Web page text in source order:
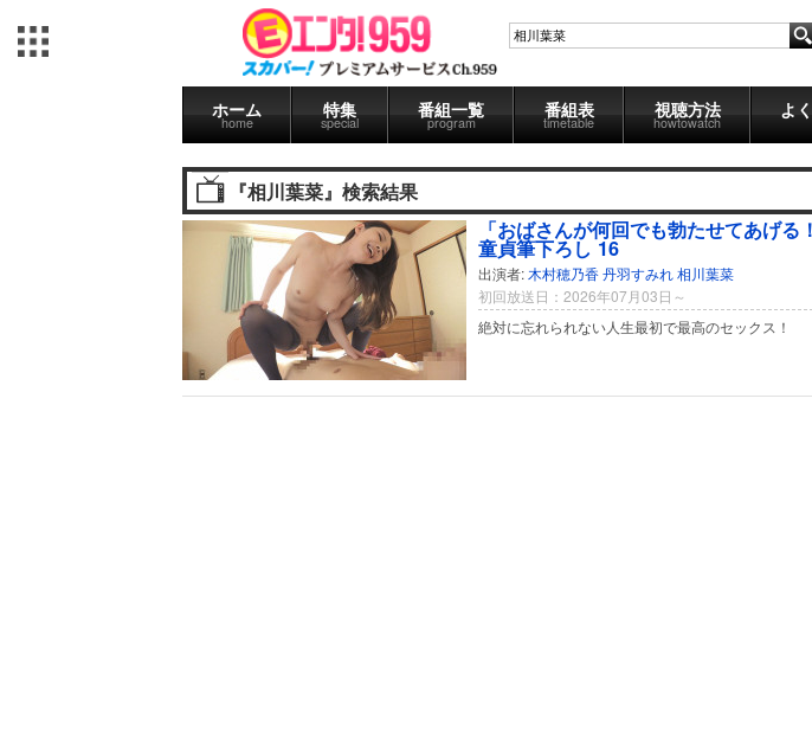
ホーム
home
特集
special
番組一覧
program
番組表
timetable
視聴方法
howtowatch
よ
『相川葉菜』検索結果
「おばさんが何回でも勃たせてあげ
童貞筆下ろし 16
出演者: 木村穂乃香丹羽すみれ相川葉菜
初回放送日：2026年07月03日～
絶対に忘れられない人生最初で最高のセックス！